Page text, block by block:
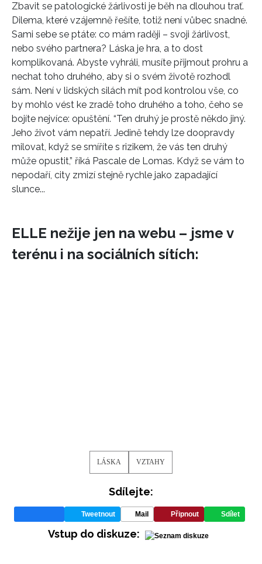
INFORMACE
REDAKCE
Zbavit se patologické žárlivosti je běh na dlouhou trať.
Dilema, které vzájemně řešíte, totiž není vůbec snadné.
Sami sebe se ptáte: co mám raději – svoji žárlivost,
nebo svého partnera? Láska je hra, a to dost
komplikovaná. Abyste vyhráli, musíte přijmout prohru a
nechat toho druhého, aby si o svém životě rozhodl
sám. Není v lidských silách mít pod kontrolou vše, co
by mohlo vést ke zradě toho druhého a toho, čeho se
bojíte nejvíce: opuštění. “Ten druhý je prostě někdo jiný.
Jeho život vám nepatří. Jedině tehdy lze doopravdy
milovat, když se smíříte s rizikem, že vás ten druhý
může opustit,” říká Pascale de Lomas. Když se vám to
nepodaří, city zmizí stejně rychle jako zapadající
slunce...
ELLE nežije jen na webu – jsme v
terénu i na sociálních sítích:
LÁSKA VZTAHY
Sdílejte:
Tweetnout Mail Připnout Sdílet
Vstup do diskuze: